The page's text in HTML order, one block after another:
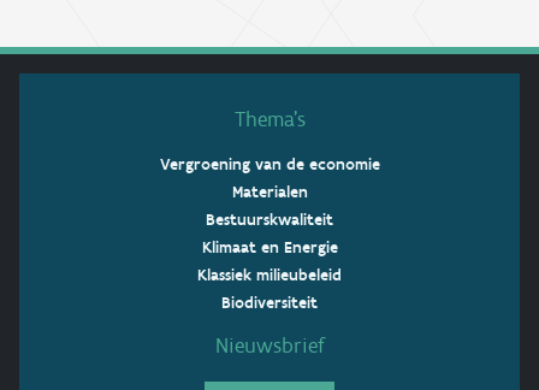
Thema’s
Vergroening van de economie
Materialen
Bestuurskwaliteit
Klimaat en Energie
Klassiek milieubeleid
Biodiversiteit
Nieuwsbrief